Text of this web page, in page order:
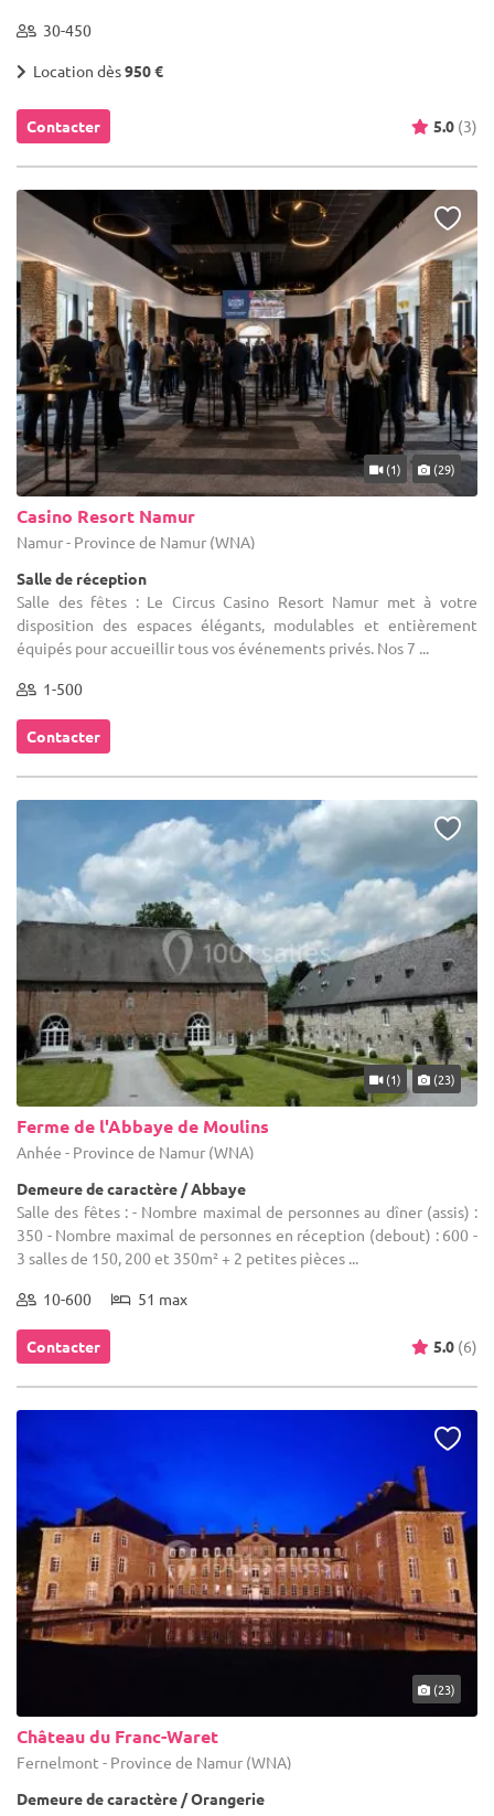
30-450
Location dès950 €
Contacter 5.0 (3)
(1) (29)
Casino Resort Namur
Namur - Province de Namur (WNA)
Salle de réception
Salle des fêtes : Le Circus Casino Resort Namur met à votre
disposition des espaces élégants, modulables et entièrement
équipés pour accueillir tous vos événements privés. Nos 7 ...
1-500
Contacter
(1) (23)
Ferme de l'Abbaye de Moulins
Anhée - Province de Namur (WNA)
Demeure de caractère / Abbaye
Salle des fêtes : - Nombre maximal de personnes au dîner (assis) :
350 - Nombre maximal de personnes en réception (debout) : 600 -
3 salles de 150, 200 et 350m² + 2 petites pièces ...
10-600 51 max
Contacter 5.0 (6)
(23)
Château du Franc-Waret
Fernelmont - Province de Namur (WNA)
Demeure de caractère / Orangerie